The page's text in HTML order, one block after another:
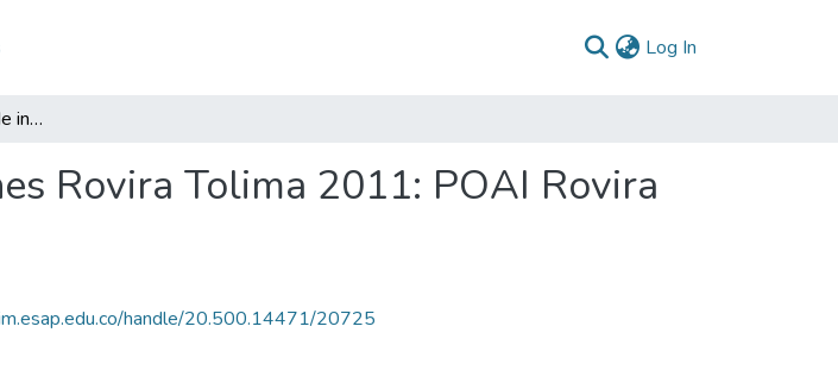
Log In
Plan Operativo Anual de inversiones Rovira Tolima 2011: POAI Rovira Tolima 2011
Rovira Tolima 2011: POAI Rovira
handle/20.500.14471/20725